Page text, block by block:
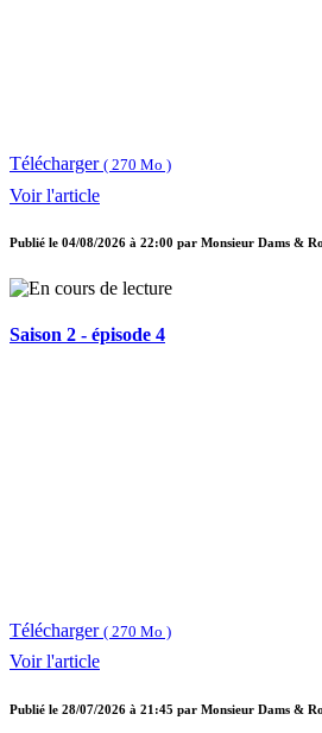
Télécharger ( 270 Mo )
Voir l'article
Publié le 04/08/2026 à 22:00 par Monsieur Dams &
Saison 2 - épisode 4
Télécharger ( 270 Mo )
Voir l'article
Publié le 28/07/2026 à 21:45 par Monsieur Dams &